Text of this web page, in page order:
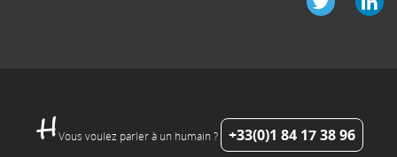
Vous voulez parler à un humain ? +33(0)1 84 17 38 96